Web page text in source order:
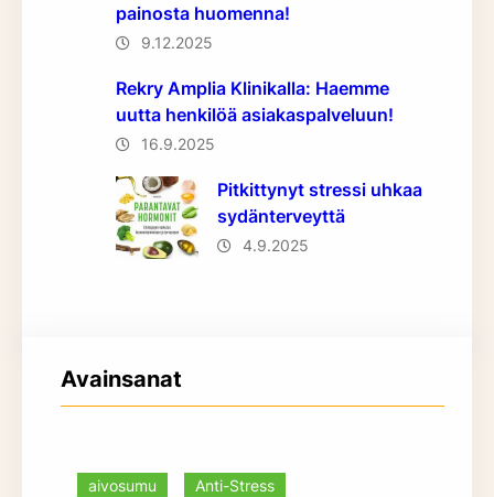
painosta huomenna!
9.12.2025
Rekry Amplia Klinikalla: Haemme
uutta henkilöä asiakaspalveluun!
16.9.2025
Pitkittynyt stressi uhkaa
sydänterveyttä
4.9.2025
Avainsanat
aivosumu
Anti-Stress